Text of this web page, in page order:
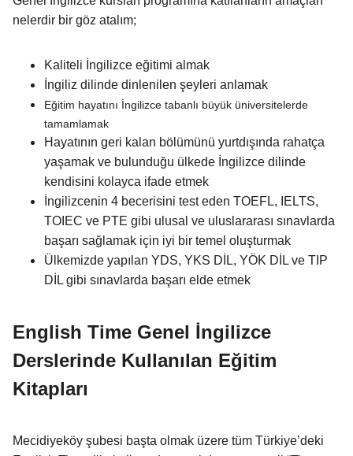
nelerdir bir göz atalım;
Kaliteli İngilizce eğitimi almak
İngiliz dilinde dinlenilen şeyleri anlamak
Eğitim hayatını İngilizce tabanlı büyük üniversitelerde
tamamlamak
Hayatının geri kalan bölümünü yurtdışında rahatça
yaşamak ve bulunduğu ülkede İngilizce dilinde
kendisini kolayca ifade etmek
İngilizcenin 4 becerisini test eden TOEFL, IELTS,
TOIEC ve PTE gibi ulusal ve uluslararası sınavlarda
başarı sağlamak için iyi bir temel oluşturmak
Ülkemizde yapılan YDS, YKS DİL, YÖK DİL ve TIP
DİL gibi sınavlarda başarı elde etmek
English Time Genel İngilizce
Derslerinde Kullanılan Eğitim
Kitapları
Mecidiyeköy şubesi başta olmak üzere tüm Türkiye’deki